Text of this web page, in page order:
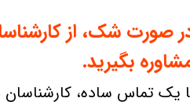
یک تماس ساده، کارشناسان
صورت شک، از
بگیرید.